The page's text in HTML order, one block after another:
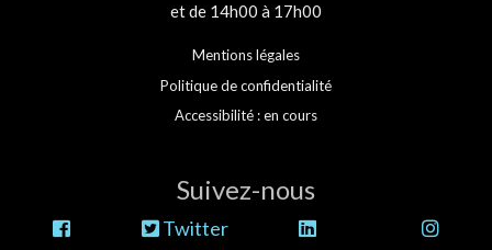
et de 14h00 à 17h00
Mentions légales
Politique de confidentialité
Accessibilité : en cours
Suivez-nous
Twitter